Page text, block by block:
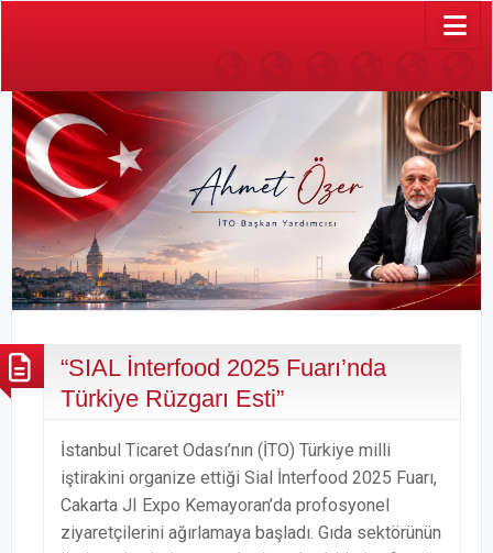
Özer TİCARET
ODASI
Group
“SIAL İnterfood 2025 Fuarı’nda
Türkiye Rüzgarı Esti”
İstanbul Ticaret Odası’nın (İTO) Türkiye milli
iştirakini organize ettiği Sial İnterfood 2025 Fuarı,
Cakarta JI Expo Kemayoran’da profosyonel
ziyaretçilerini ağırlamaya başladı. Gıda sektörünün